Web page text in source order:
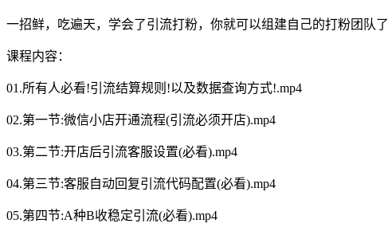
一招鲜，吃遍天，学会了引流打粉，你就可以组建自己的打粉团队了
课程内容：
01.所有人必看!引流结算规则!以及数据查询方式!.mp4
02.第一节:微信小店开通流程(引流必须开店).mp4
03.第二节:开店后引流客服设置(必看).mp4
04.第三节:客服自动回复引流代码配置(必看).mp4
05.第四节:A种B收稳定引流(必看).mp4